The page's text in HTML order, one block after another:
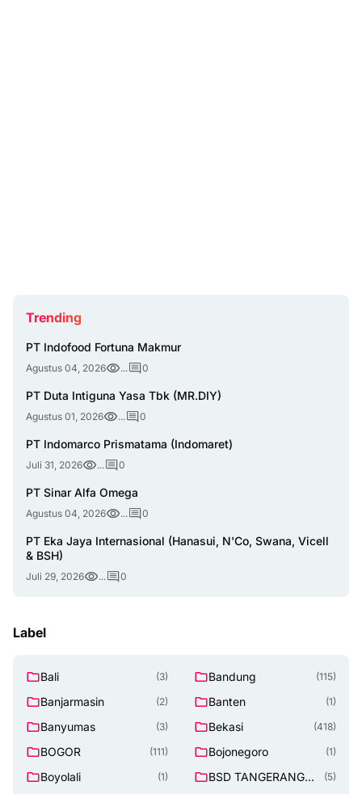
Trending
PT Indofood Fortuna Makmur
Agustus 04, 2026 ... 0
PT Duta Intiguna Yasa Tbk (MR.DIY)
Agustus 01, 2026 ... 0
PT Indomarco Prismatama (Indomaret)
Juli 31, 2026 ... 0
PT Sinar Alfa Omega
Agustus 04, 2026 ... 0
PT Eka Jaya Internasional (Hanasui, N'Co, Swana, Vicell
& BSH)
Juli 29, 2026 ... 0
Label
Bali (3) Bandung (115)
Banjarmasin (2) Banten (1)
Banyumas (3) Bekasi (418)
BOGOR (111) Bojonegoro (1)
Boyolali (1)
BSD TANGERANG
(5)